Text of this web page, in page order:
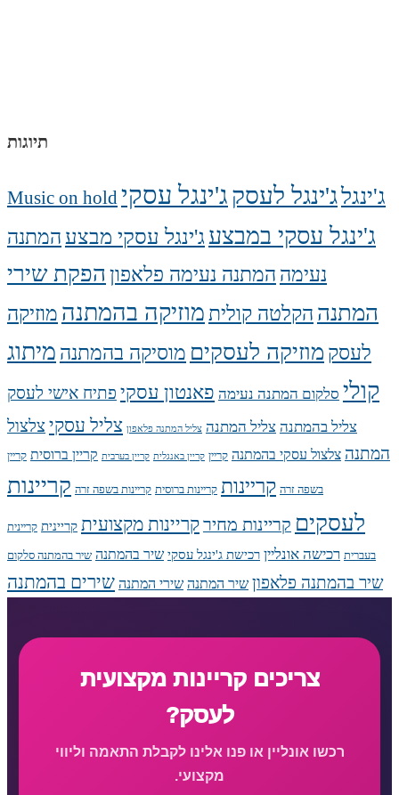
תיוגות
Music on hold ג'ינגלג'ינגל לעסקג'ינגל עסקי
ג'ינגל עסקי במבצעג'ינגל עסקי מבצעהמתנה
נעימה המתנה נעימה פלאפון הפקת שירי
המתנה הקלטה קוליתמוזיקה בהמתנה מוזיקה
לעסק מוזיקה לעסקים מוסיקה בהמתנה מיתוג
קולי סלקום המתנה נעימה פאנטון עסקי פתיח אישי לעסק
צליל בהמתנה צליל המתנה צליל המתנה פלאפון צליל עסקיצלצול
המתנה צלצול עסקי בהמתנה קריין קריין באנגלית קריין בערבית קריין ברוסית קריין
בשפה זרה קריינות קריינות ברוסית קריינות בשפה זרה קריינות
לעסקים קריינות מחירקריינות מקצועית קריינית קריינית
בעברית רכישה אונליין רכישת ג'ינגל עסקי שיר בהמתנה שיר בהמתנה סלקום
שיר בהמתנה פלאפון שיר המתנה שירי המתנה שירים בהמתנה
צריכים קריינות מקצועית
לעסק?
רכשו אונליין או פנו אלינו לקבלת התאמה וליווי
מקצועי.